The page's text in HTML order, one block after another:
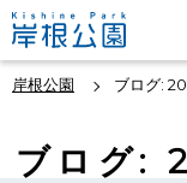
岸根公園 ブログ:
ブログ: